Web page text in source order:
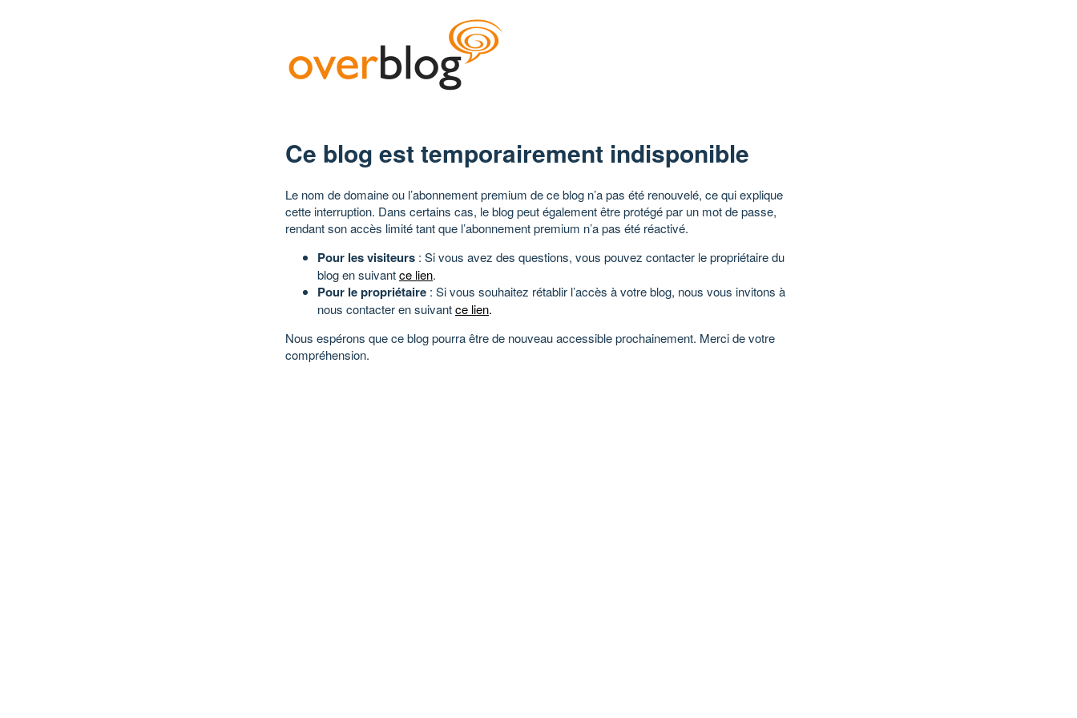
Ce blog est temporairement indisponible
Le nom de domaine ou l’abonnement premium de ce blog n’a pas été renouvelé, ce qui explique
cette interruption. Dans certains cas, le blog peut également être protégé par un mot de passe,
rendant son accès limité tant que l’abonnement premium n’a pas été réactivé.
Pour les visiteurs : Si vous avez des questions, vous pouvez contacter le propriétaire du
blog en suivantce lien.
Pour le propriétaire : Si vous souhaitez rétablir l’accès à votre blog, nous vous invitons à
nous contacter en suivantce lien.
Nous espérons que ce blog pourra être de nouveau accessible prochainement. Merci de votre
compréhension.